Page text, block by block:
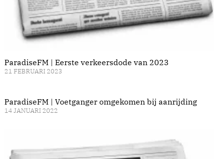
ParadiseFM | Eerste verkeersdode van 2023
21 FEBRUARI 2023
ParadiseFM | Voetganger omgekomen bij aanrijding
14 JANUARI 2022